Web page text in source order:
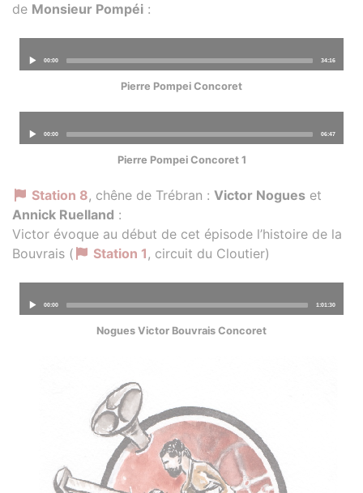
de Monsieur Pompéi :
Player
00:00 34:16
Pierre Pompei Concoret
Player
00:00 06:47
Pierre Pompei Concoret 1
Station 8, chêne de Trébran : Victor Nogues et
Annick Ruelland :
Victor évoque au début de cet épisode l’histoire de la
Bouvrais (
Station 1, circuit du Cloutier)
Player
00:00 1:01:30
Nogues Victor Bouvrais Concoret